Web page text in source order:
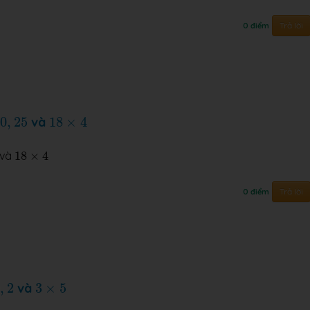
0 điểm Trả lời
0, 25
25 và 18 × 4
18× 4
và 18 × 4
18 ×4
0 điểm Trả lời
, 2 và 3 × 5
3 ×5